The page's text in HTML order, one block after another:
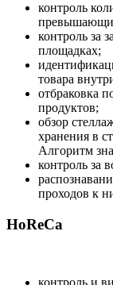
контроль
контроль за
площадках;
товара
отбраковка
продуктов;
обзор
хранения в
Алгоритм
контроль за
проходов к
HoReCa
контроль и